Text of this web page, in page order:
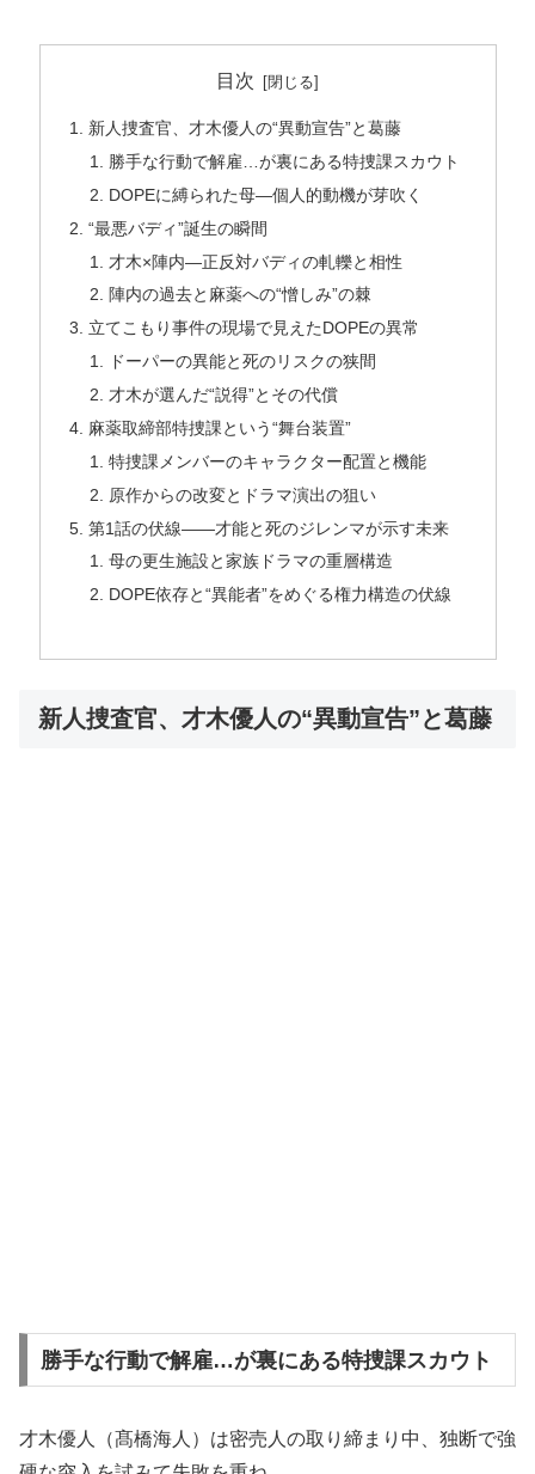
目次
新人捜査官、才木優人の“異動宣告”と葛藤
勝手な行動で解雇…が裏にある特捜課スカウト
DOPEに縛られた母—個人的動機が芽吹く
“最悪バディ”誕生の瞬間
才木×陣内—正反対バディの軋轢と相性
陣内の過去と麻薬への“憎しみ”の棘
立てこもり事件の現場で見えたDOPEの異常
ドーパーの異能と死のリスクの狭間
才木が選んだ“説得”とその代償
麻薬取締部特捜課という“舞台装置”
特捜課メンバーのキャラクター配置と機能
原作からの改変とドラマ演出の狙い
第1話の伏線——才能と死のジレンマが示す未来
母の更生施設と家族ドラマの重層構造
DOPE依存と“異能者”をめぐる権力構造の伏線
新人捜査官、才木優人の“異動宣告”と葛藤
勝手な行動で解雇…が裏にある特捜課スカウト
才木優人（髙橋海人）は密売人の取り締まり中、独断で強